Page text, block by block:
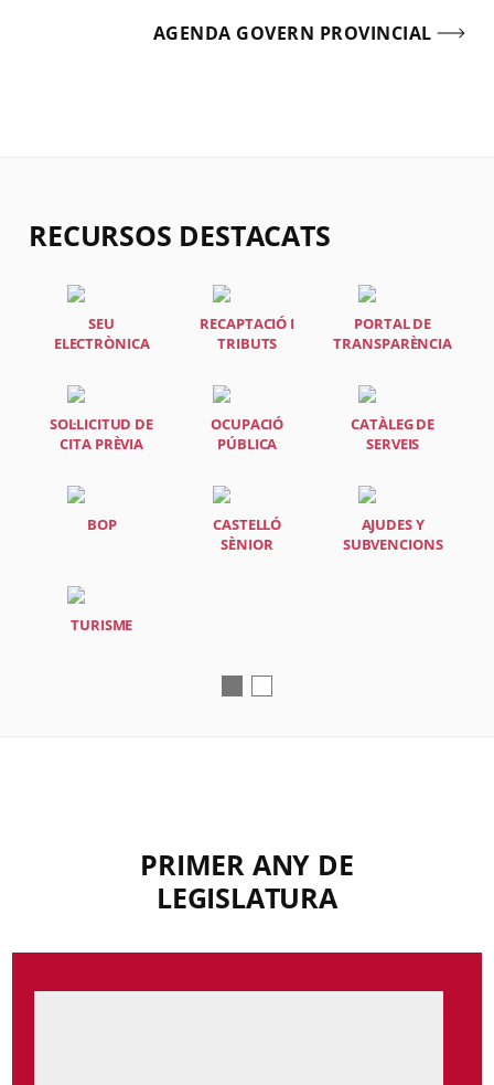
AGENDA GOVERN PROVINCIAL
RECURSOS DESTACATS
SEU
ELECTRÒNICA
RECAPTACIÓ I
TRIBUTS
PORTAL DE
TRANSPARÈNCIA
SOL·LICITUD DE
CITA PRÈVIA
OCUPACIÓ
PÚBLICA
CATÀLEG DE
SERVEIS
BOP
CASTELLÓ
SÈNIOR
AJUDES Y
SUBVENCIONS
TURISME
PRIMER ANY DE
LEGISLATURA